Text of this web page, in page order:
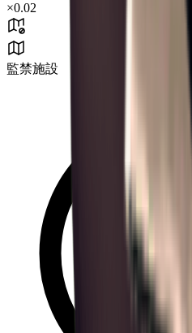
×0.02
監禁施設